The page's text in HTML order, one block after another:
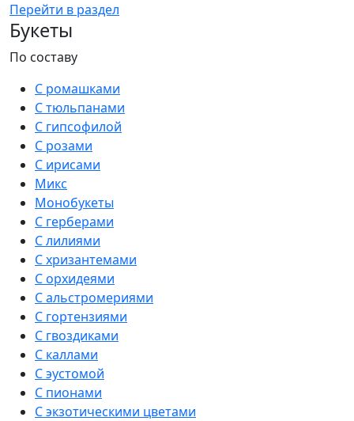
Перейти в раздел
Букеты
По составу
С ромашками
С тюльпанами
С гипсофилой
С розами
С ирисами
Микс
Монобукеты
С герберами
С лилиями
С хризантемами
С орхидеями
С альстромериями
С гортензиями
С гвоздиками
С каллами
С эустомой
С пионами
С экзотическими цветами